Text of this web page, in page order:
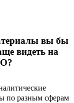
вы бы
видеть на
по разным сферам